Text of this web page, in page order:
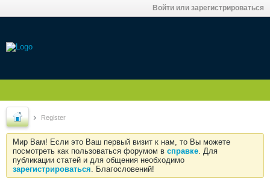
Войти или зарегистрироваться
Register
Мир Вам! Если это Ваш первый визит к нам, то Вы можете
посмотреть как пользоваться форумом в справке. Для
публикации статей и для общения необходимо
зарегистрироваться. Благословений!